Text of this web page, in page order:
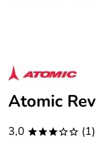
Atomic
3,0 ***oo (1)